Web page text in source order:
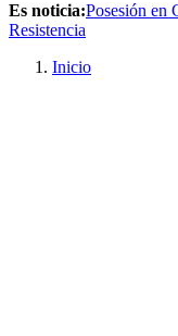
Es noticia:Posesión en
Resistencia
Inicio